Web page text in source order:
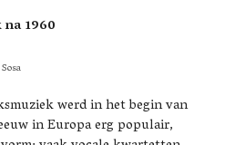
1960
werd in het begin van
in Europa erg populair,